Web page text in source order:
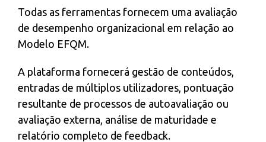
Todas as ferramentas fornecem uma avaliação
de desempenho organizacional em relação ao
Modelo EFQM.
A plataforma fornecerá gestão de conteúdos,
entradas de múltiplos utilizadores, pontuação
resultante de processos de autoavaliação ou
avaliação externa, análise de maturidade e
relatório completo de feedback.